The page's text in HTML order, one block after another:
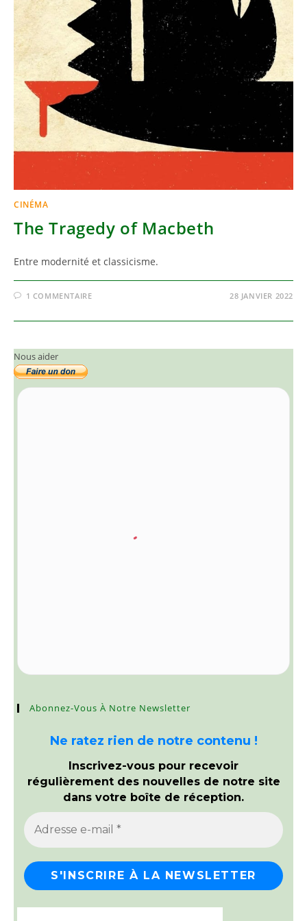
CINÉMA
The Tragedy of Macbeth
Entre modernité et classicisme.
1 COMMENTAIRE 28 JANVIER 2022
Nous aider
Abonnez-Vous À Notre Newsletter
Ne ratez rien de notre contenu !
Inscrivez-vous pour recevoir
régulièrement des nouvelles de notre site
dans votre boîte de réception.